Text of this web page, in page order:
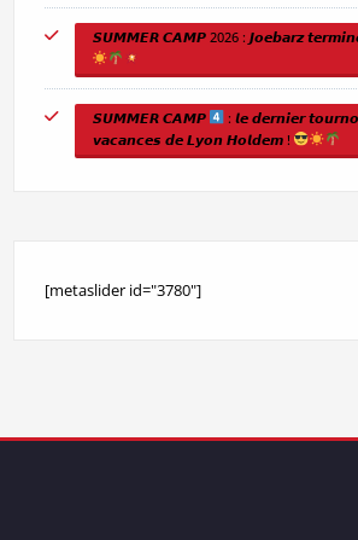
𝙎𝙐𝙈𝙈𝙀𝙍 𝘾𝘼𝙈𝙋 2026 : 𝙅𝙤𝙚𝙗𝙖𝙧𝙯
𝙎𝙐𝙈𝙈𝙀𝙍 𝘾𝘼𝙈𝙋
: 𝙡𝙚 𝙙𝙚𝙧𝙣𝙞𝙚𝙧
𝙫𝙖𝙘𝙖𝙣𝙘𝙚𝙨 𝙙𝙚 𝙇𝙮𝙤𝙣 𝙃𝙤𝙡𝙙𝙚𝙢 !
[metaslider id="3780"]